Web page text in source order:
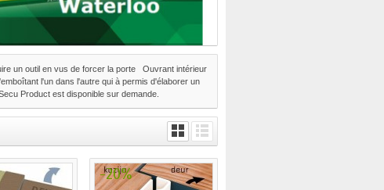
un outil en vus de forcer la porte Ouvrant intérieur
l'un dans l'autre qui à permis d'élaborer un
Product est disponible sur demande.
-20%